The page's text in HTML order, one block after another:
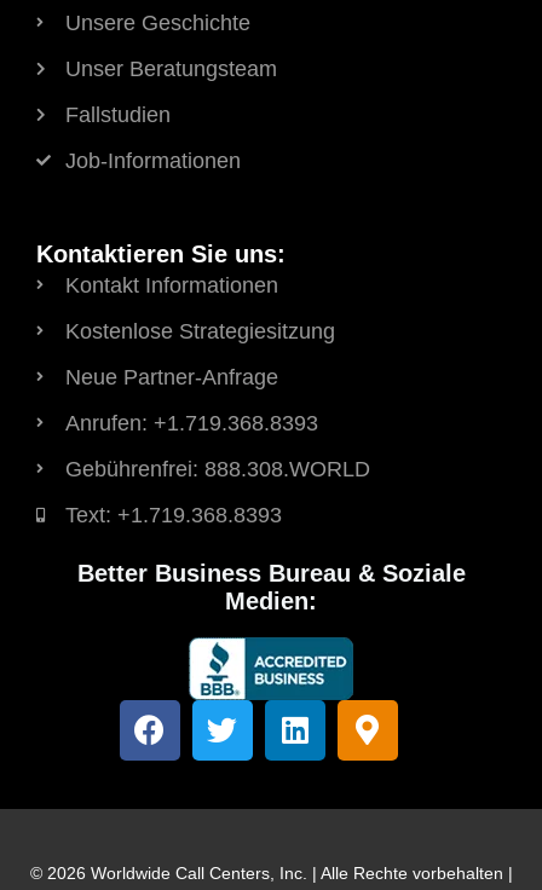
Unsere Geschichte
Unser Beratungsteam
Fallstudien
Job-Informationen
Kontaktieren Sie uns:
Kontakt Informationen
Kostenlose Strategiesitzung
Neue Partner-Anfrage
Anrufen: +1.719.368.8393
Gebührenfrei: 888.308.WORLD
Text: +1.719.368.8393
Better Business Bureau & Soziale
Medien:
F
a
e
o
T
w
t
e
L
i
k
d
K
a
t
n
© 2026 Worldwide Call Centers, Inc. | Alle Rechte vorbehalten |